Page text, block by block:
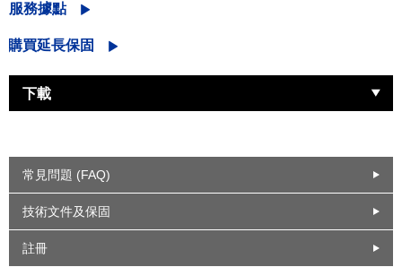
服務據點
購買延長保固
下載
常見問題 (FAQ)
技術文件及保固
註冊